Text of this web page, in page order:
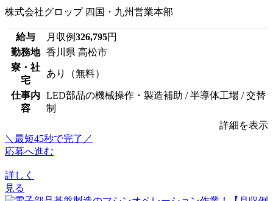
株式会社グロップ 四国・九州営業本部
給与 月収例326,795円
勤務地
香川県 高松市
寮・社
宅
あり（無料）
仕事内
容
LED部品の機械操作・製造補助 / 半導体工場 / 交替
制
詳細を表示
＼最短45秒で完了／
応募へ進む
詳しく
見る